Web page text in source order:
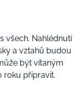
všech. Nahlédnutí
a vztahů budou
být vítaným
roku připravit.